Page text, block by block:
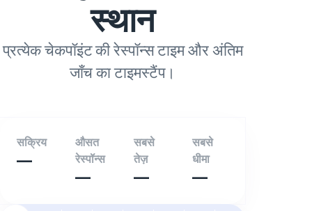
स्थान
प्रत्येक चेकपॉइंट की रेस्पॉन्स टाइम और अंतिम
जाँच का टाइमस्टैंप।
सक्रिय
—
औसत
रेस्पॉन्स
—
सबसे
तेज़
—
सबसे
धीमा
—